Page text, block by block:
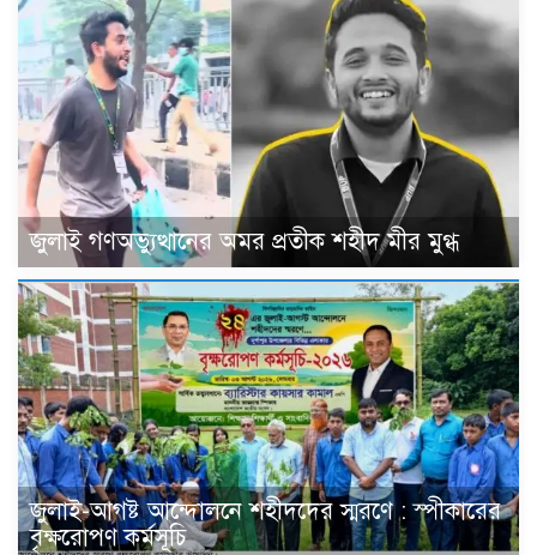
জুলাই গণঅভ্যুত্থানের অমর প্রতীক শহীদ মীর মুগ্ধ
জুলাই-আগষ্ট আন্দোলনে শহীদদের স্মরণে : স্পীকারের
বৃক্ষরোপণ কর্মসূচি